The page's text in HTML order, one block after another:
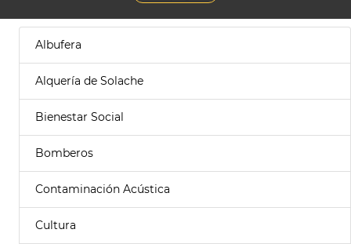
Albufera
Alquería de Solache
Bienestar Social
Bomberos
Contaminación Acústica
Cultura